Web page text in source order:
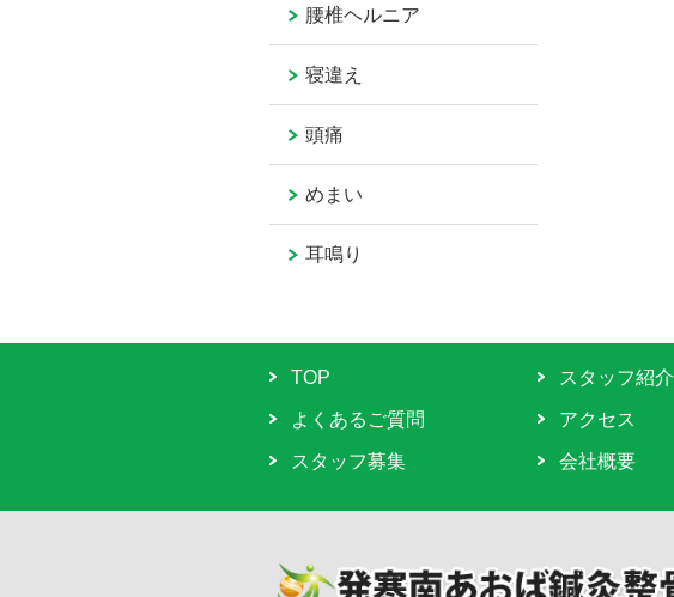
腰椎ヘルニア
寝違え
頭痛
めまい
耳鳴り
TOP スタッフ紹介
よくあるご質問 アクセス
スタッフ募集 会社概要